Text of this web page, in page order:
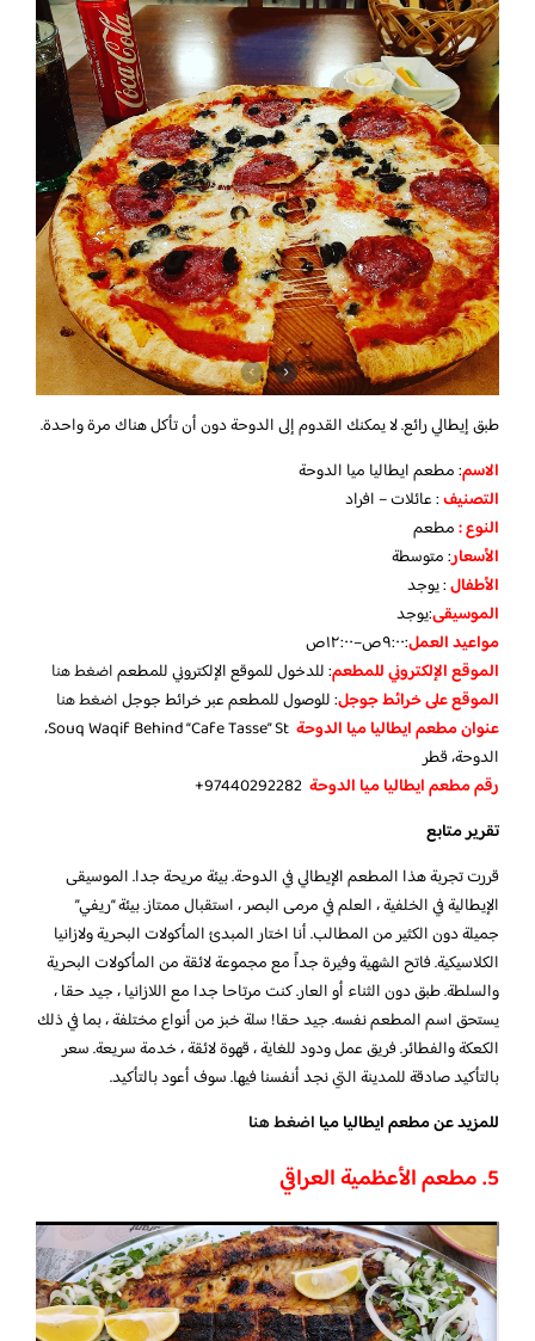
طبق إيطالي رائع. لا يمكنك القدوم إلى الدوحة دون أن تأكل هناك مرة واحدة.
الاسم: مطعم ايطاليا ميا الدوحة
التصنيف: عائلات – افراد
النوع :مطعم
الأسعار:متوسطة
الأطفال:يوجد
الموسيقى:يوجد
مواعيد العمل:٩:٠٠ص–١٢:٠٠ص
الموقع الإلكتروني للمطعم: للدخول للموقع الإلكتروني للمطعماضغط هنا
الموقع على خرائط جوجل: للوصول للمطعم عبر خرائط جوجلاضغط هنا
عنوان مطعم ايطاليا ميا الدوحة
Souq Waqif Behind “Cafe Tasse” St،
الدوحة، قطر
رقم مطعم ايطاليا ميا الدوحة 97440292282+
تقرير متابع
قررت تجربة هذا المطعم الإيطالي في الدوحة. بيئة مريحة جدا. الموسيقى
الإيطالية في الخلفية ، العلم في مرمى البصر ، استقبال ممتاز. بيئة “ريفي”
جميلة دون الكثير من المطالب. أنا اختار المبدئ المأكولات البحرية ولازانيا
الكلاسيكية. فاتح الشهية وفيرة جداً مع مجموعة لائقة من المأكولات البحرية
والسلطة. طبق دون الثناء أو العار. كنت مرتاحا جدا مع اللازانيا ، جيد حقا ،
يستحق اسم المطعم نفسه. جيد حقا! سلة خبز من أنواع مختلفة ، بما في ذلك
الكعكة والفطائر. فريق عمل ودود للغاية ، قهوة لائقة ، خدمة سريعة. سعر
بالتأكيد صادقة للمدينة التي نجد أنفسنا فيها. سوف أعود بالتأكيد.
للمزيد عن مطعم ايطاليا ميا اضغط هنا
5. مطعم الأعظمية العراقي